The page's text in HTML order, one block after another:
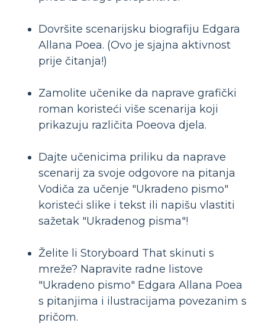
Dovršite scenarijsku biografiju Edgara
Allana Poea. (Ovo je sjajna aktivnost
prije čitanja!)
Zamolite učenike da naprave grafički
roman koristeći više scenarija koji
prikazuju različita Poeova djela.
Dajte učenicima priliku da naprave
scenarij za svoje odgovore na pitanja
Vodiča za učenje "Ukradeno pismo"
koristeći slike i tekst ili napišu vlastiti
sažetak "Ukradenog pisma"!
Želite li Storyboard That skinuti s
mreže? Napravite radne listove
"Ukradeno pismo" Edgara Allana Poea
s pitanjima i ilustracijama povezanim s
pričom.